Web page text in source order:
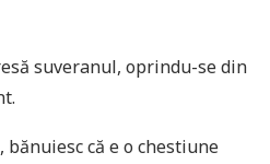
suveranul, oprindu-se din
că e o chestiune